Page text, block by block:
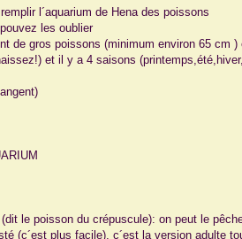
l´aquarium de Hena des poissons
les oublier
de gros poissons (minimum environ 65 cm
et il y a 4 saisons
le poisson du crépuscule): on peut le
(c´est plus facile), c´est la version adulte